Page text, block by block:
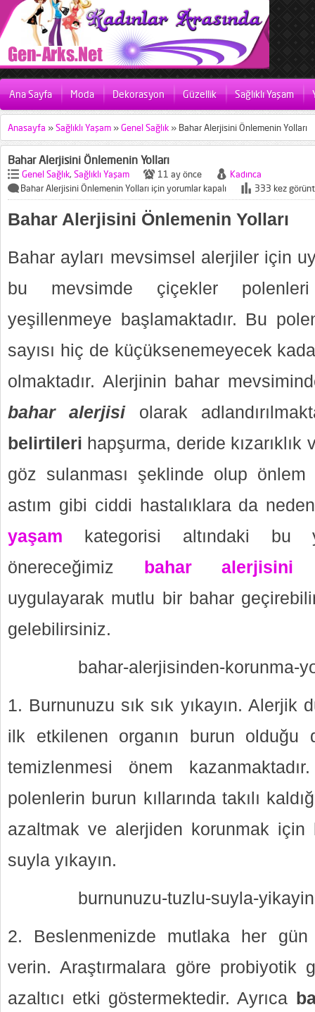
Ana Sayfa Moda Dekorasyon Güzellik Sağlıklı Yaşam
Anasayfa »Sağlıklı Yaşam »Genel Sağlık » Bahar Alerjisini Önlemenin Yolları
Bahar Alerjisini Önlemenin Yolları
Genel Sağlık, Sağlıklı Yaşam 11 ay önce
Kadınca
Bahar Alerjisini Önlemenin Yolları içinyorumlar kapalı 333 kez
Bahar Alerjisini Önlemenin Yolları
Bahar ayları mevsimsel alerjiler için
bu mevsimde çiçekler
yeşillenmeye başlamaktadır. Bu
sayısı hiç de küçüksenemeyecek
olmaktadır. Alerjinin bahar
bahar alerjisiolarak
belirtileri hapşurma, deride kızarıklık
göz sulanması şeklinde olup önlem
astım gibi ciddi hastalıklara da
yaşam kategorisi altındaki bu
önereceğimiz
bahar alerjisini
uygulayarak mutlu bir bahar
gelebilirsiniz.
bahar-alerjisinden-korunma-
1. Burnunuzu sık sık yıkayın. Alerjik
ilk etkilenen organın burun olduğu
temizlenmesi önem
polenlerin burun kıllarında takılı
azaltmak ve alerjiden korunmak için
suyla yıkayın.
burnunuzu-tuzlu-suyla-yikayin
2. Beslenmenizde mutlaka her gün
verin. Araştırmalara göre probiyotik
azaltıcı etki göstermektedir. Ayrıca